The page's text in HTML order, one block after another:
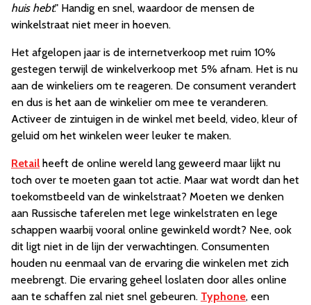
huis hebt." Handig en snel, waardoor de mensen de
winkelstraat niet meer in hoeven.
Het afgelopen jaar is de internetverkoop met ruim 10%
gestegen terwijl de winkelverkoop met 5% afnam. Het is nu
aan de winkeliers om te reageren. De consument verandert
en dus is het aan de winkelier om mee te veranderen.
Activeer de zintuigen in de winkel met beeld, video, kleur of
geluid om het winkelen weer leuker te maken.
Retail heeft de online wereld lang geweerd maar lijkt nu
toch over te moeten gaan tot actie. Maar wat wordt dan het
toekomstbeeld van de winkelstraat? Moeten we denken
aan Russische taferelen met lege winkelstraten en lege
schappen waarbij vooral online gewinkeld wordt? Nee, ook
dit ligt niet in de lijn der verwachtingen. Consumenten
houden nu eenmaal van de ervaring die winkelen met zich
meebrengt. Die ervaring geheel loslaten door alles online
aan te schaffen zal niet snel gebeuren. Typhone, een